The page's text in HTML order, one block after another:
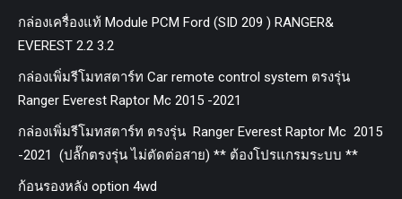
กล่องเครื่องแท้ Module PCM Ford (SID 209 ) RANGER&
EVEREST 2.2 3.2
กล่องเพิ่มรีโมทสตาร์ท Car remote control system ตรงรุ่น
Ranger Everest Raptor Mc 2015 -2021
กล่องเพิ่มรีโมทสตาร์ท ตรงรุ่น Ranger Everest Raptor Mc 2015
-2021 (ปลั๊กตรงรุ่น ไม่ตัดต่อสาย) ** ต้องโปรแกรมระบบ **
ก้อนรองหลัง option 4wd